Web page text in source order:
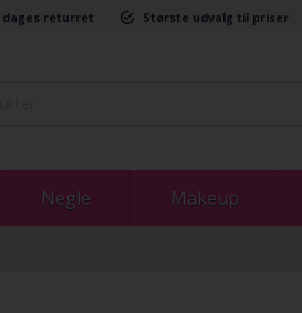
dages returret Største udvalg til priser
Negle Makeup